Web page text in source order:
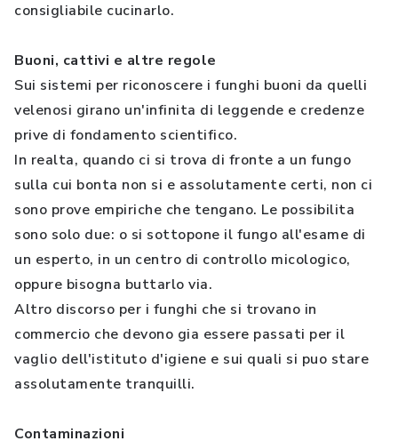
consigliabile cucinarlo.
Buoni, cattivi e altre regole
Sui sistemi per riconoscere i funghi buoni da quelli
velenosi girano un'infinita di leggende e credenze
prive di fondamento scientifico.
In realta, quando ci si trova di fronte a un fungo
sulla cui bonta non si e assolutamente certi, non ci
sono prove empiriche che tengano. Le possibilita
sono solo due: o si sottopone il fungo all'esame di
un esperto, in un centro di controllo micologico,
oppure bisogna buttarlo via.
Altro discorso per i funghi che si trovano in
commercio che devono gia essere passati per il
vaglio dell'istituto d'igiene e sui quali si puo stare
assolutamente tranquilli.
Contaminazioni